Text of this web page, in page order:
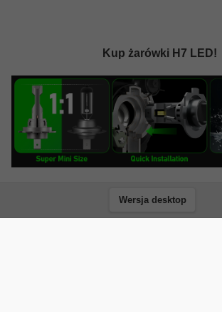
Kup żarówki H7 LED!
Wersja desktop